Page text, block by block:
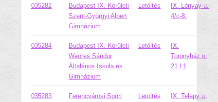
035282
Budapest IX. Kerületi
Szent-Györgyi Albert
Gimnázium
Letöltés
IX. Lónyay u.
4/c-8.
035284
Budapest IX. Kerületi
Weöres Sándor
Általános Iskola és
Gimnázium
Letöltés
IX.
Toronyház u.
21.l.1
035283
Ferencvárosi Sport
Letöltés
IX. Telepy u.